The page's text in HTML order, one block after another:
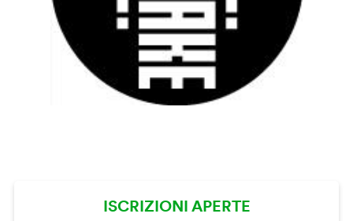
ISCRIZIONI APERTE